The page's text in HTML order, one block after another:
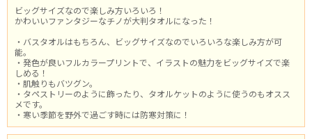
ビッグサイズなので楽しみ方いろいろ！
かわいいファンタジーなチノが大判タオルになった！
・バスタオルはもちろん、ビッグサイズなのでいろいろな楽しみ方が可
能。
・発色が良いフルカラープリントで、イラストの魅力をビッグサイズで楽
しめる！
・肌触りもバツグン。
・タペストリーのように飾ったり、タオルケットのように使うのもオスス
メです。
・寒い季節を野外で過ごす時には防寒対策に！